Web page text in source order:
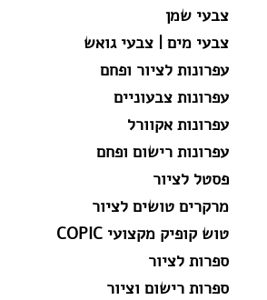
צבעי שמן
צבעי מים | צבעי גואש
עפרונות לציור ופחם
עפרונות צבעוניים
עפרונות אקוורל
עפרונות רישום ופחם
פסטל לציור
מרקרים טושים לציור
טוש קופיק מקצועי COPIC
ספרות לציור
ספרות רישום וציור